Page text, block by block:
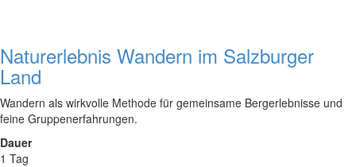
Naturerlebnis Wandern im Salzburger
Land
Wandern als wirkvolle Methode für gemeinsame Bergerlebnisse und
feine Gruppenerfahrungen.
Dauer
1 Tag